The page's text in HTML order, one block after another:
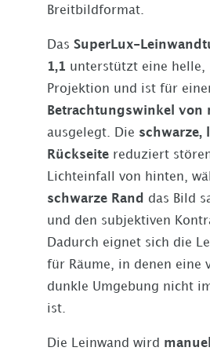
Breitbildformat.
Das SuperLux-
1,1 unterstützt eine helle,
Projektion und ist für
Betrachtungswinkel von
ausgelegt. Die schwarze,
Rückseite reduziert
Lichteinfall von hinten,
schwarze Rand
das Bild
und den subjektiven
Dadurch eignet sich die
für Räume, in denen eine
dunkle Umgebung nicht
ist.
Die Leinwand wird